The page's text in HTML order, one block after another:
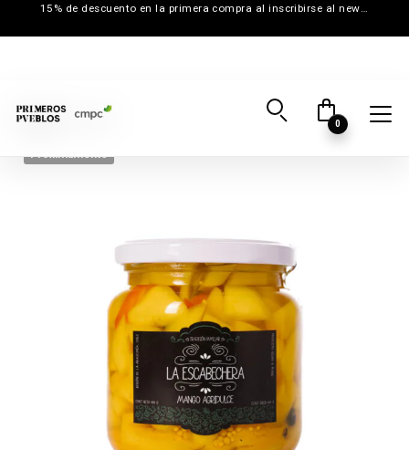
15% de descuento en la primera compra al inscribirse al newsletter
0
Próximamente